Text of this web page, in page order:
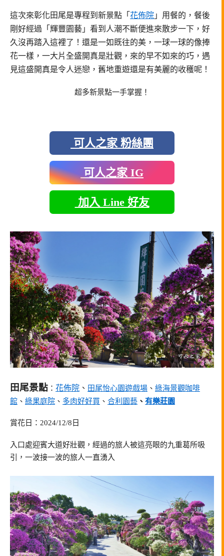
這次來彰化田尾是專程到新景點「 花佈院 」用餐的，餐後
剛好經過「輝豐園藝」看到人潮不斷便進來散步一下，好
久沒再踏入這裡了！還是一如既往的美，一球一球的像捧
花一樣，一大片全盛開真是壯觀，來的早不如來的巧，遇
見這盛開真是令人迷戀，舊地重遊還是有美麗的收穫呢！
超多新景點一手掌握！
可人之家 粉絲團
可人之家 IG
加入 Line 好友
田尾景點 ： 花佈院 、 田尾怡心園遊戲場 、 綠海景觀咖啡
館 、 綠果庭院 、 多肉好好買 、 合利園藝 、 有樂莊園
賞花日：2024/12/8日
入口處迎賓大道好壯觀，經過的旅人被這亮眼的九重葛所吸
引，一波接一波的旅人一直湧入